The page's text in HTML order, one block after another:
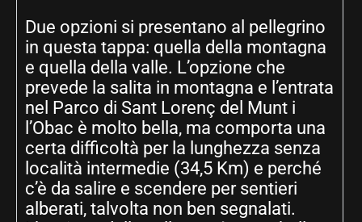
Due opzioni si presentano al pellegrino
in questa tappa: quella della montagna
e quella della valle. L’opzione che
prevede la salita in montagna e l’entrata
nel Parco di Sant Lorenç del Munt i
l’Obac è molto bella, ma comporta una
certa difficoltà per la lunghezza senza
località intermedie (34,5 Km) e perché
c’è da salire e scendere per sentieri
alberati, talvolta non ben segnalati.